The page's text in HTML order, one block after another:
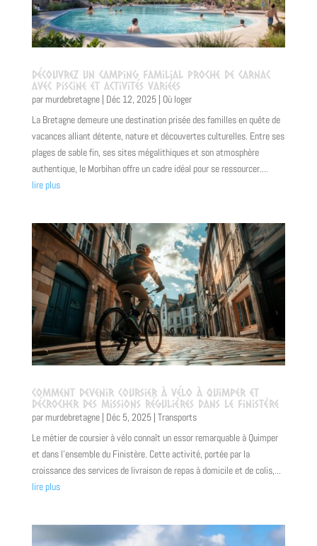
Découvrez un camping familial proche de Carnac
avec piscine et activités variées
parmurdebretagne| Déc 12, 2025| Où loger
La Bretagne demeure une destination prisée des familles en quête de
vacances alliant détente, nature et découvertes culturelles. Entre ses
plages de sable fin, ses sites mégalithiques et son atmosphère
authentique, le Morbihan offre un cadre idéal pour se ressourcer....
lire plus
Comment devenir coursier à vélo à Quimper et
décrocher des missions régulières dans le Finistère
parmurdebretagne| Déc 5, 2025| Transports
Le métier de coursier à vélo connaît un essor remarquable à Quimper
et dans l'ensemble du Finistère. Cette activité, portée par la
croissance des services de livraison de repas à domicile et de colis,...
lire plus